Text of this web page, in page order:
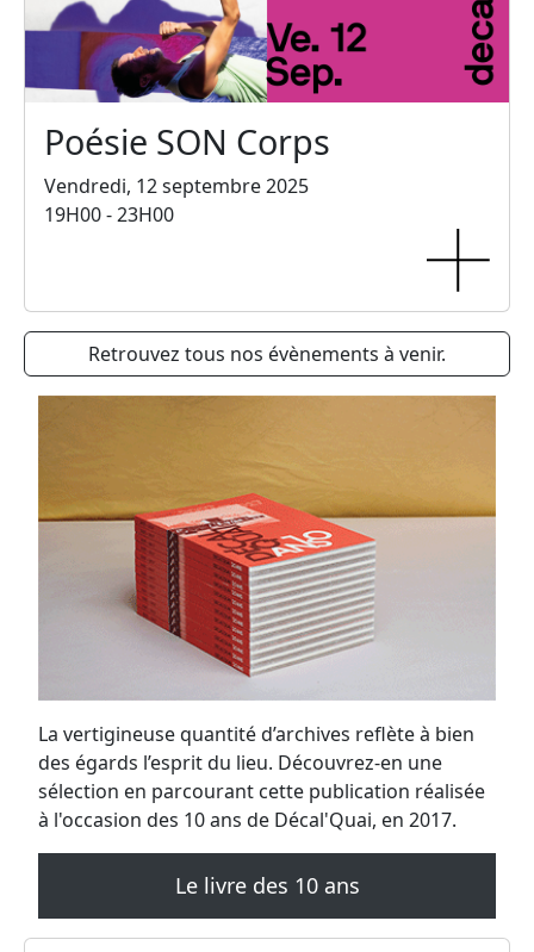
La vertigineuse quantité d’archives reflète à bien
des égards l’esprit du lieu. Découvrez-en une
sélection en parcourant cette publication réalisée
à l'occasion des 10 ans de Décal'Quai, en 2017.
Le livre des 10 ans
Poésie SON Corps
Vendredi, 12 septembre 2025
19H00 - 23H00
Retrouvez tous nos évènements à venir.